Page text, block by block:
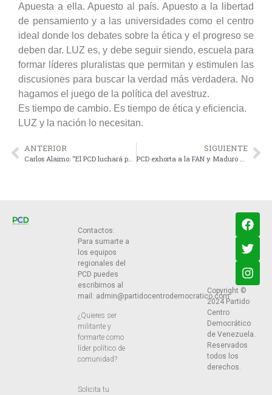
Apuesta a ella. Apuesto al país. Apuesto a la libertad
de pensamiento y a las universidades como el centro
ideal donde los debates sobre la ética y el progreso se
deben dar. LUZ es, y debe seguir siendo, escuela para
formar líderes pluralistas que permitan y estimulen las
discusiones para buscar la verdad más verdadera. No
hagamos el juego de la política del avestruz.
Es tiempo de cambio. Es tiempo de ética y eficiencia.
LUZ y la nación lo necesitan.
ANTERIOR SIGUIENTE
Contactos:
Para sumarte a
los equipos
regionales del
PCD puedes
escribirnos al
mail: admin@partidocentrodemocratico.com
¿Quieres ser
militante y
formarte como
líder político de
comunidad?
Solicita tu
Copyright ©
2024 Partido
Centro
Democrático
de Venezuela.
Reservados
todos los
derechos.